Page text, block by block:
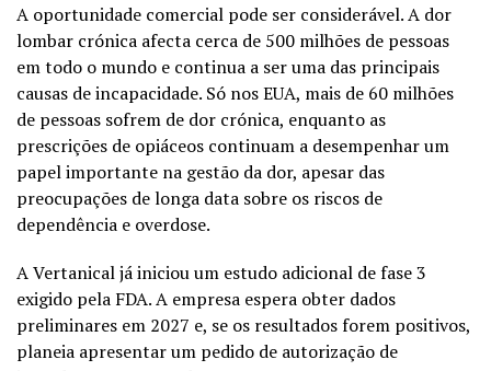
A oportunidade comercial pode ser considerável. A dor
lombar crónica afecta cerca de 500 milhões de pessoas
em todo o mundo e continua a ser uma das principais
causas de incapacidade. Só nos EUA, mais de 60 milhões
de pessoas sofrem de dor crónica, enquanto as
prescrições de opiáceos continuam a desempenhar um
papel importante na gestão da dor, apesar das
preocupações de longa data sobre os riscos de
dependência e overdose.
A Vertanical já iniciou um estudo adicional de fase 3
exigido pela FDA. A empresa espera obter dados
preliminares em 2027 e, se os resultados forem positivos,
planeia apresentar um pedido de autorização de